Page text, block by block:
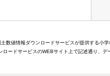
数値情報ダウンロードサービスが提供する
ードサービスのWEBサイト上で記述通り、